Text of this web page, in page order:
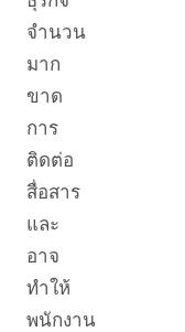
จำนวน
มาก
ขาด
การ
ติดต่อ
สื่อสาร
และ
อาจ
ทำให้
พนักงาน